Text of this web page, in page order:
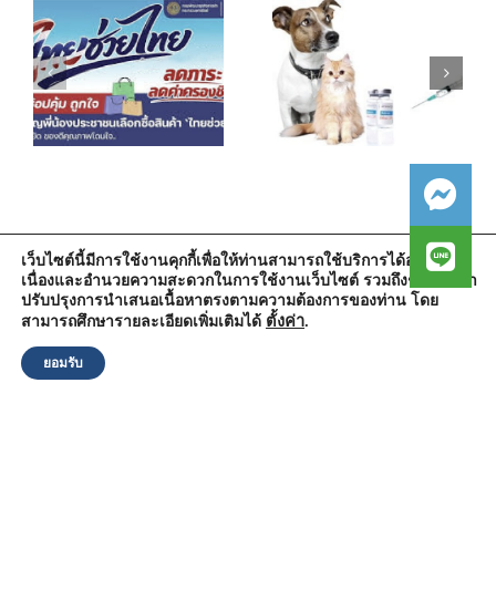
สำนักงานองค์การบริหารส่วนตำบลวัดตูม
หมู่ที่ 5 ตำบลวัดตูม อำเภอพระนครศรีอยุธยา จังหวัดพระนครศรีอยุธยา
13000
เว็บไซต์นี้มีการใช้งานคุกกี้เพื่อให้ท่านสามารถใช้บริการได้อย่างต่อ
เนื่องและอำนวยความสะดวกในการใช้งานเว็บไซต์ รวมถึงช่วยให้เรา
ปรับปรุงการนำเสนอเนื้อหาตรงตามความต้องการของท่าน โดย
สามารถศึกษารายละเอียดเพิ่มเติมได้ ตั้งค่า.
ยอมรับ